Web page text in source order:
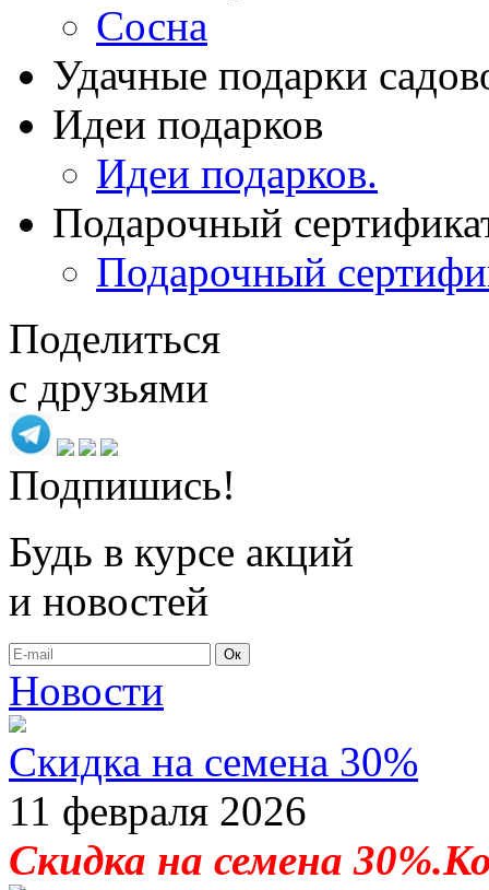
Сосна
Удачные подарки
Идеи подарков
Идеи подарков.
Подарочный
Подарочный
Поделиться
с друзьями
Подпишись!
Будь в курсе акций
и новостей
Ок
Новости
Скидка на семена 30%
11 февраля 2026
Скидка на семена